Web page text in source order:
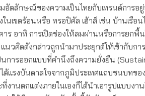
อัตลักษณ์ของความเป็นไทยกับเทรนด์การอ
นเขตร้อนหรือ ทรอปิคัล เฮ้าส์ เช่น บ้านเรือ
ร อาทิ การเปิดช่องให้ลมผ่านหรือการยกพื้น
นวคิดดังกล่าวถูกนำมาประยุกต์ให้เข้ากับก
การออกแบบที่คำนึงถึงความยั่งยืน
แรงบันดาลใจจากภูมิประเทศแถบชนบทขอ
านตกแต่งภายในเองก็ได้นำเอารูปแบบงาน